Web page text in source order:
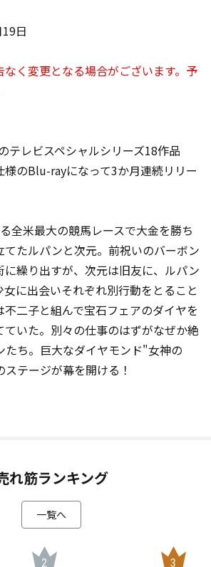
日
く変更となる場合がございます。予
テレビスペシャルシリーズ18作品
のBlu-rayになって3か月連続リリー
全米最大の競馬レースで大金を勝ち
たルパンと次元。前祝いのバーボン
に繰り出すが、次元は旧友に、ルパン
に出会いそれぞれ別行動をとること
二子と組んで宝石フェアのダイヤを
ていた。別々の仕事のはずがなぜか絶
たち。巨大なダイヤモンド"女神の
テージが幕を開ける！
れ筋ランキング
一覧へ